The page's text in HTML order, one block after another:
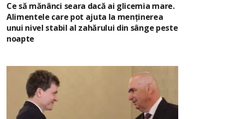
Ce să mănânci seara dacă ai glicemia mare.
Alimentele care pot ajuta la menținerea
unui nivel stabil al zahărului din sânge peste
noapte